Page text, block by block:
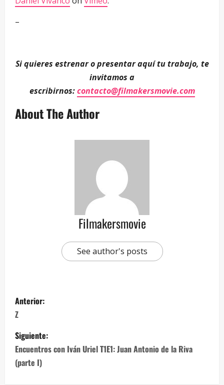
–
Si quieres estrenar o presentar aquí tu trabajo, te
invitamos a
escribirnos:contacto@filmakersmovie.com
About The Author
Filmakersmovie
See author's posts
Anterior:
Z
Siguiente:
Encuentros con Iván Uriel T1E1: Juan Antonio de la Riva
(parte I)